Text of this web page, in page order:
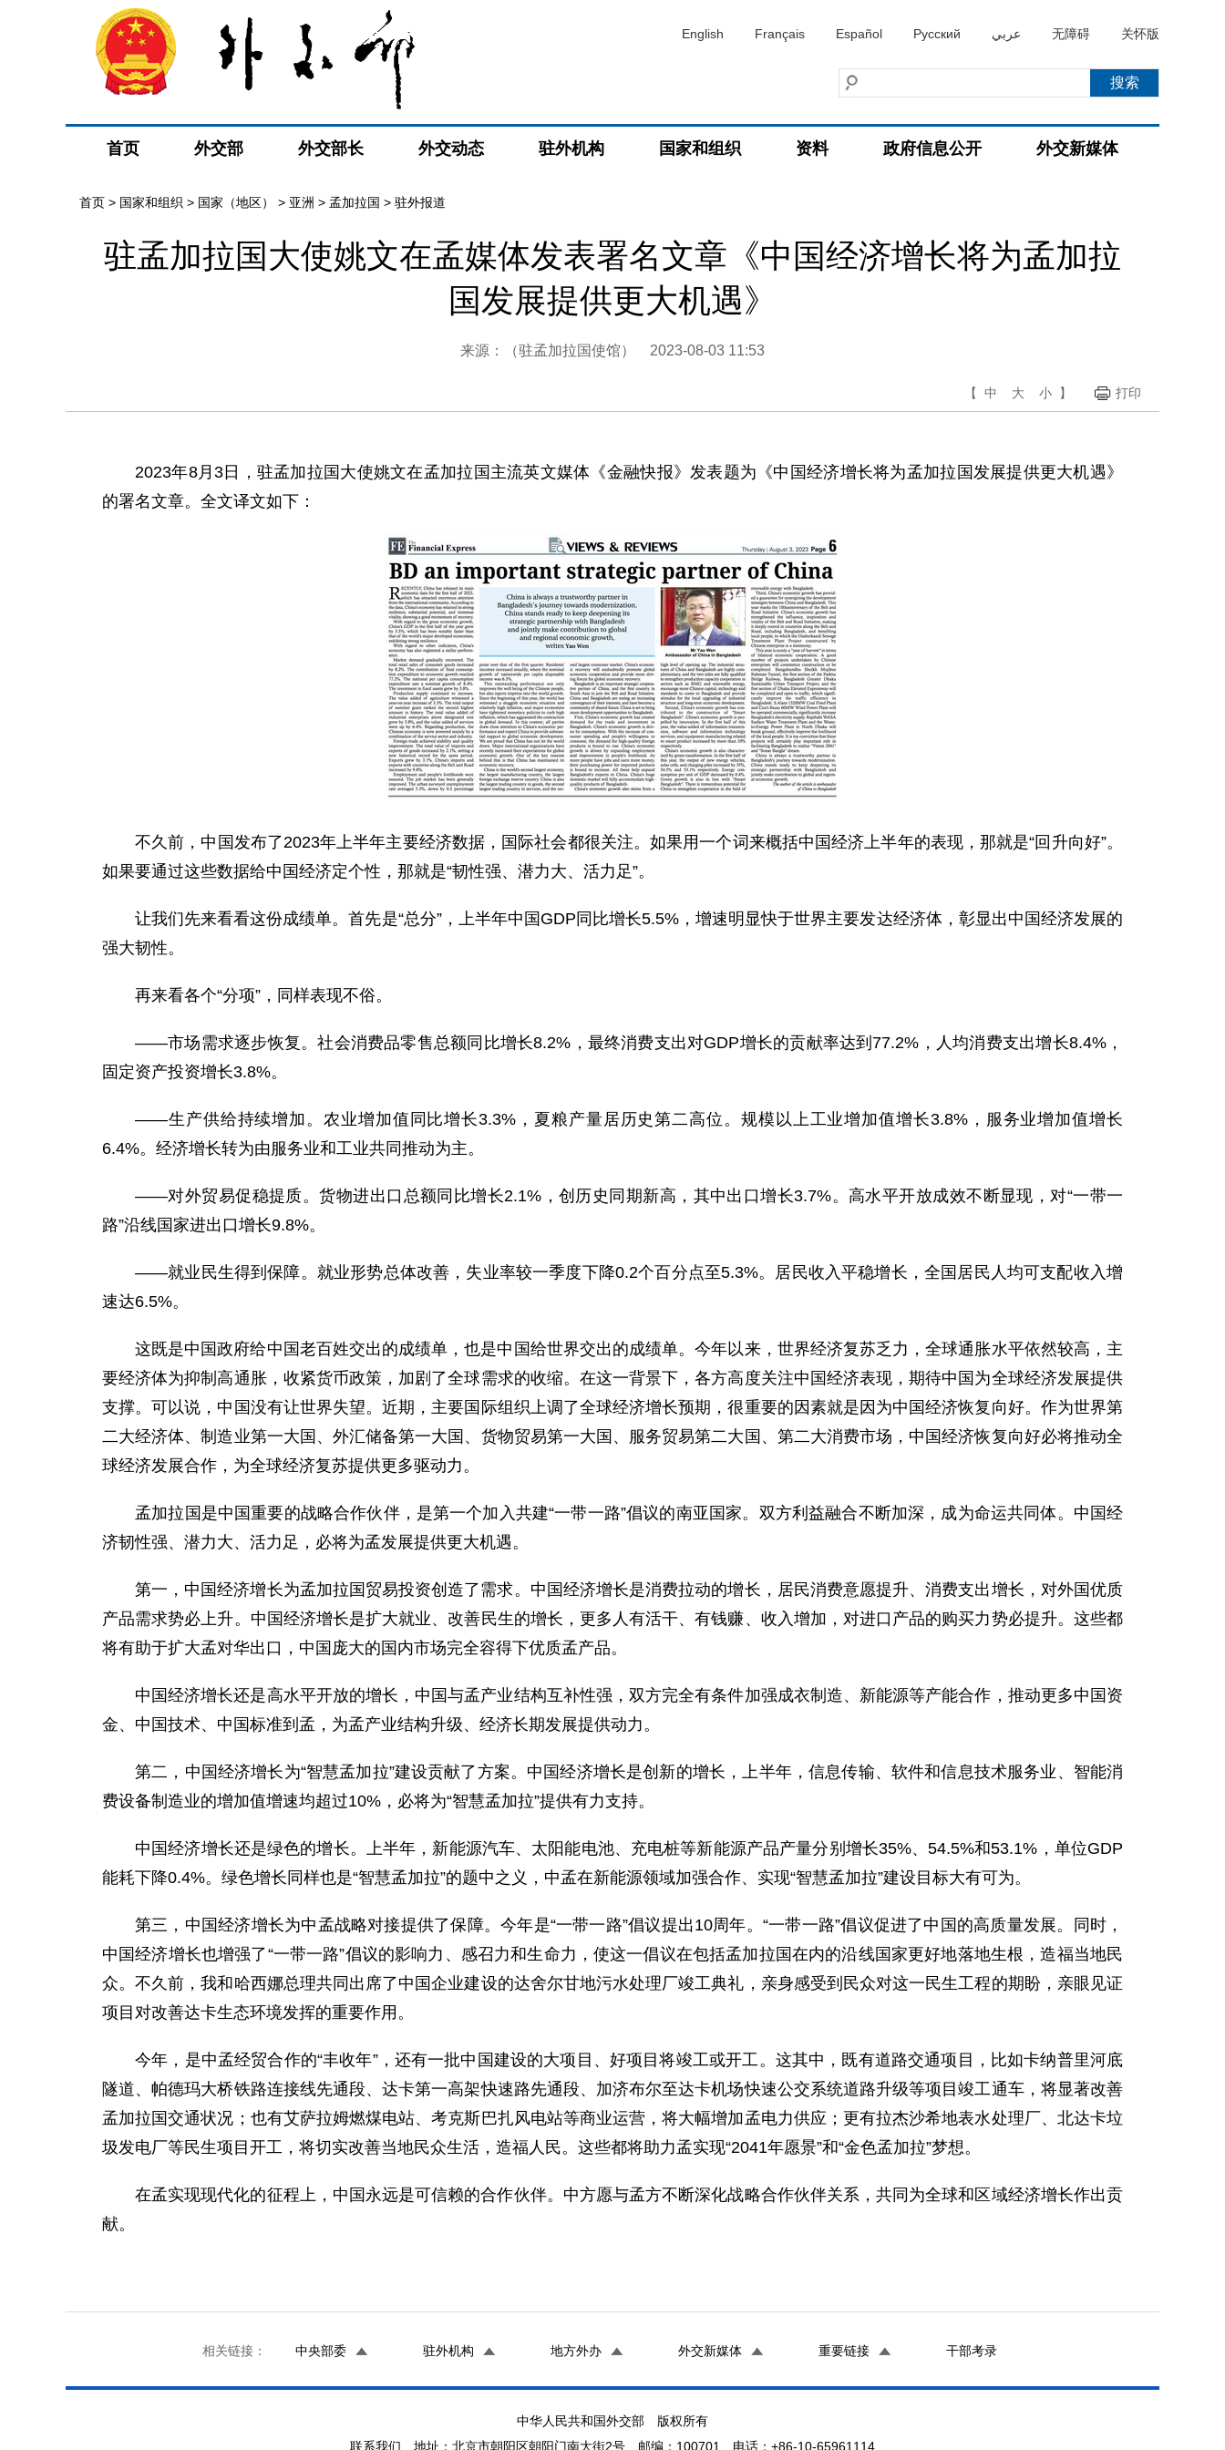
English Français Español Русский عربي 无障碍 关怀版
首页 外交部 外交部长 外交动态 驻外机构 国家和组织 资料 政府信息公开 外交新媒体
首页 > 国家和组织 > 国家（地区） > 亚洲 > 孟加拉国 > 驻外报道
驻孟加拉国大使姚文在孟媒体发表署名文章《中国经济增长将为孟加拉
国发展提供更大机遇》
来源：（驻孟加拉国使馆） 2023-08-03 11:53
【 中 大 小 】 打印
2023年8月3日，驻孟加拉国大使姚文在孟加拉国主流英文媒体《金融快报》发表题为《中国经济增长将为孟加拉国发展提供更大机遇》
的署名文章。全文译文如下：
不久前，中国发布了2023年上半年主要经济数据，国际社会都很关注。如果用一个词来概括中国经济上半年的表现，那就是“回升向好”。
如果要通过这些数据给中国经济定个性，那就是“韧性强、潜力大、活力足”。
让我们先来看看这份成绩单。首先是“总分”，上半年中国GDP同比增长5.5%，增速明显快于世界主要发达经济体，彰显出中国经济发展的
强大韧性。
再来看各个“分项”，同样表现不俗。
——市场需求逐步恢复。社会消费品零售总额同比增长8.2%，最终消费支出对GDP增长的贡献率达到77.2%，人均消费支出增长8.4%，
固定资产投资增长3.8%。
——生产供给持续增加。农业增加值同比增长3.3%，夏粮产量居历史第二高位。规模以上工业增加值增长3.8%，服务业增加值增长
6.4%。经济增长转为由服务业和工业共同推动为主。
——对外贸易促稳提质。货物进出口总额同比增长2.1%，创历史同期新高，其中出口增长3.7%。高水平开放成效不断显现，对“一带一
路”沿线国家进出口增长9.8%。
——就业民生得到保障。就业形势总体改善，失业率较一季度下降0.2个百分点至5.3%。居民收入平稳增长，全国居民人均可支配收入增
速达6.5%。
这既是中国政府给中国老百姓交出的成绩单，也是中国给世界交出的成绩单。今年以来，世界经济复苏乏力，全球通胀水平依然较高，主
要经济体为抑制高通胀，收紧货币政策，加剧了全球需求的收缩。在这一背景下，各方高度关注中国经济表现，期待中国为全球经济发展提供
支撑。可以说，中国没有让世界失望。近期，主要国际组织上调了全球经济增长预期，很重要的因素就是因为中国经济恢复向好。作为世界第
二大经济体、制造业第一大国、外汇储备第一大国、货物贸易第一大国、服务贸易第二大国、第二大消费市场，中国经济恢复向好必将推动全
球经济发展合作，为全球经济复苏提供更多驱动力。
孟加拉国是中国重要的战略合作伙伴，是第一个加入共建“一带一路”倡议的南亚国家。双方利益融合不断加深，成为命运共同体。中国经
济韧性强、潜力大、活力足，必将为孟发展提供更大机遇。
第一，中国经济增长为孟加拉国贸易投资创造了需求。中国经济增长是消费拉动的增长，居民消费意愿提升、消费支出增长，对外国优质
产品需求势必上升。中国经济增长是扩大就业、改善民生的增长，更多人有活干、有钱赚、收入增加，对进口产品的购买力势必提升。这些都
将有助于扩大孟对华出口，中国庞大的国内市场完全容得下优质孟产品。
中国经济增长还是高水平开放的增长，中国与孟产业结构互补性强，双方完全有条件加强成衣制造、新能源等产能合作，推动更多中国资
金、中国技术、中国标准到孟，为孟产业结构升级、经济长期发展提供动力。
第二，中国经济增长为“智慧孟加拉”建设贡献了方案。中国经济增长是创新的增长，上半年，信息传输、软件和信息技术服务业、智能消
费设备制造业的增加值增速均超过10%，必将为“智慧孟加拉”提供有力支持。
中国经济增长还是绿色的增长。上半年，新能源汽车、太阳能电池、充电桩等新能源产品产量分别增长35%、54.5%和53.1%，单位GDP
能耗下降0.4%。绿色增长同样也是“智慧孟加拉”的题中之义，中孟在新能源领域加强合作、实现“智慧孟加拉”建设目标大有可为。
第三，中国经济增长为中孟战略对接提供了保障。今年是“一带一路”倡议提出10周年。“一带一路”倡议促进了中国的高质量发展。同时，
中国经济增长也增强了“一带一路”倡议的影响力、感召力和生命力，使这一倡议在包括孟加拉国在内的沿线国家更好地落地生根，造福当地民
众。不久前，我和哈西娜总理共同出席了中国企业建设的达舍尔甘地污水处理厂竣工典礼，亲身感受到民众对这一民生工程的期盼，亲眼见证
项目对改善达卡生态环境发挥的重要作用。
今年，是中孟经贸合作的“丰收年”，还有一批中国建设的大项目、好项目将竣工或开工。这其中，既有道路交通项目，比如卡纳普里河底
隧道、帕德玛大桥铁路连接线先通段、达卡第一高架快速路先通段、加济布尔至达卡机场快速公交系统道路升级等项目竣工通车，将显著改善
孟加拉国交通状况；也有艾萨拉姆燃煤电站、考克斯巴扎风电站等商业运营，将大幅增加孟电力供应；更有拉杰沙希地表水处理厂、北达卡垃
圾发电厂等民生项目开工，将切实改善当地民众生活，造福人民。这些都将助力孟实现“2041年愿景”和“金色孟加拉”梦想。
在孟实现现代化的征程上，中国永远是可信赖的合作伙伴。中方愿与孟方不断深化战略合作伙伴关系，共同为全球和区域经济增长作出贡
献。
相关链接： 中央部委 驻外机构 地方外办 外交新媒体 重要链接 干部考录
中华人民共和国外交部 版权所有
联系我们 地址：北京市朝阳区朝阳门南大街2号 邮编：100701 电话：+86-10-65961114